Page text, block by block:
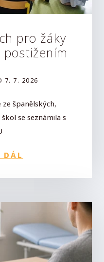
pro žáky
postižením
7. 7. 2026
ze španělských,
se seznámila s
DÁL